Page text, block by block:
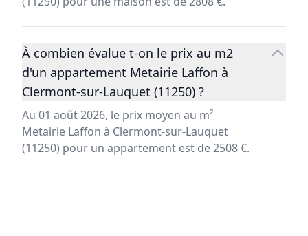
À combien évalue t-on le prix au m2
d'un appartement Metairie Laffon à
Clermont-sur-Lauquet (11250) ?
Au 01 août 2026, le prix moyen au m²
Metairie Laffon à Clermont-sur-Lauquet
(11250) pour un appartement est de 2508 €.